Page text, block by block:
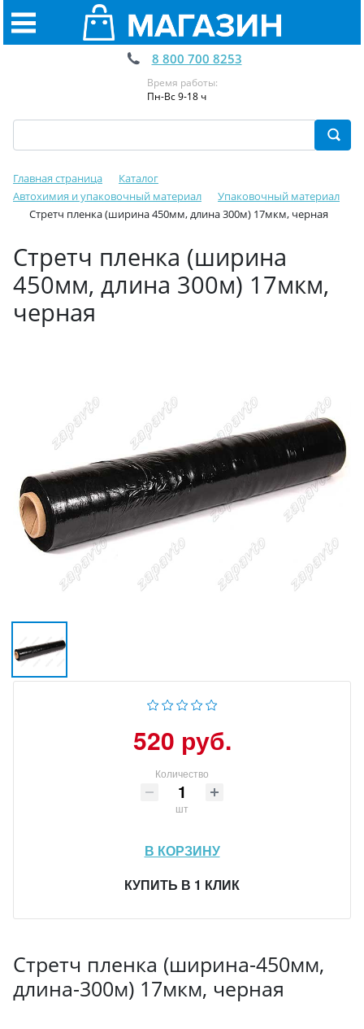
8 800 700 8253
Время работы:
Пн-Вс 9-18 ч
Главная страница
Каталог
Автохимия и упаковочный материал
Упаковочный материал
Стретч пленка (ширина 450мм, длина 300м) 17мкм, черная
Стретч пленка (ширина
450мм, длина 300м) 17мкм,
черная
520 руб.
Количество
шт
В КОРЗИНУ
КУПИТЬ В 1 КЛИК
Стретч пленка (ширина-450мм,
длина-300м) 17мкм, черная